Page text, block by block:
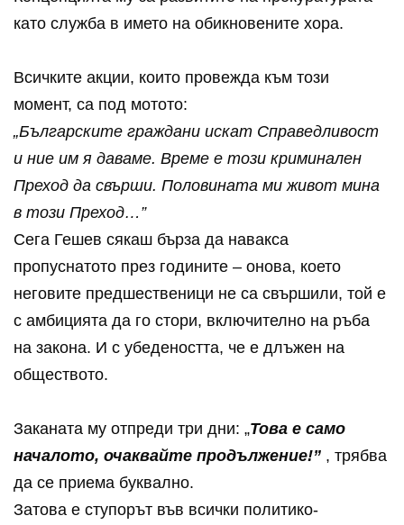
като служба в името на обикновените хора.
Всичките акции, които провежда към този
момент, са под мотото:
„Българските граждани искат Справедливост
и ние им я даваме. Време е този криминален
Преход да свърши. Половината ми живот мина
в този Преход…”
Сега Гешев сякаш бърза да навакса
пропуснатото през годините – онова, което
неговите предшественици не са свършили, той е
с амбицията да го стори, включително на ръба
на закона. И с убедеността, че е длъжен на
обществото.
Заканата му отпреди три дни: „Това е само
началото, очаквайте продължение!” , трябва
да се приема буквално.
Затова е ступорът във всички политико-